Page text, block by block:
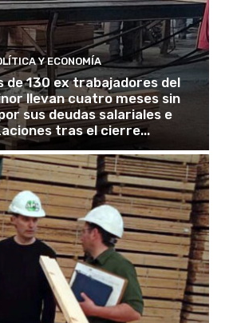
Y ECONOMÍA
de 130 ex trabajadores del
llevan cuatro meses sin
sus deudas salariales e
tras el cierre...